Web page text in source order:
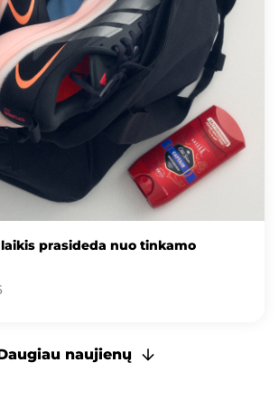
prasideda nuo tinkamo
naujienų